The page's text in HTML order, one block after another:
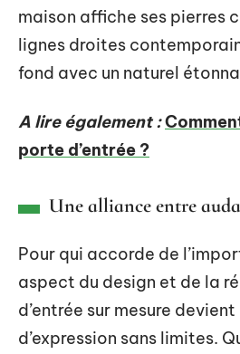
maison affiche ses pierres
lignes droites
fond avec un naturel
A lire également :
porte d’entrée ?
Une alliance entre
Pour qui accorde de
aspect du design et de la
d’entrée sur mesure
d’expression sans limites.